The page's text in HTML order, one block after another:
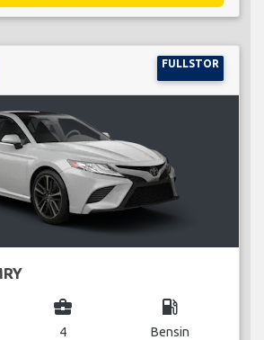
FULLSTOR
business_center
4
local_gas_station
Bensin